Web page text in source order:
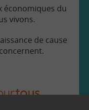
économiques du
vivons.
de cause